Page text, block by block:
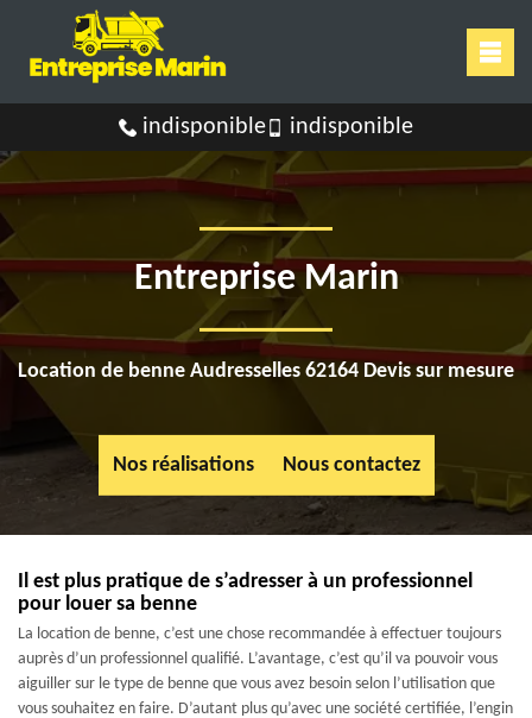
indisponible indisponible
Entreprise Marin
Location de benne Audresselles 62164 Devis sur mesure
Nos réalisations Nous contactez
Il est plus pratique de s’adresser à un professionnel
pour louer sa benne
La location de benne, c’est une chose recommandée à effectuer toujours
auprès d’un professionnel qualifié. L’avantage, c’est qu’il va pouvoir vous
aiguiller sur le type de benne que vous avez besoin selon l’utilisation que
vous souhaitez en faire. D’autant plus qu’avec une société certifiée, l’engin